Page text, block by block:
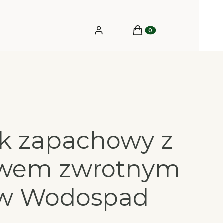
Zaloguj się Produkty w koszyku: 0.
Koszyk
zapachowy z
zwrotnym
Wodospad